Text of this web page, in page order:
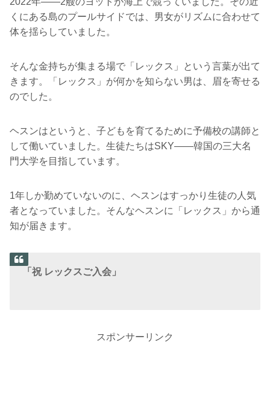
くにある島のプールサイドでは、男女がリズムに合わせて
体を揺らしていました。
そんな金持ちが集まる場で「レックス」という言葉が出て
きます。「レックス」が何かを知らない男は、眉を寄せる
のでした。
ヘスンはというと、子どもを育てるために予備校の講師と
して働いていました。生徒たちはSKY――韓国の三大名
門大学を目指しています。
1年しか勤めていないのに、ヘスンはすっかり生徒の人気
者となっていました。そんなヘスンに「レックス」から通
知が届きます。
「祝 レックスご入会」
スポンサーリンク